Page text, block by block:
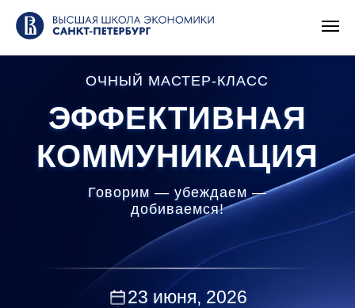
23 июня, 2026
ОЧНЫЙ МАСТЕР-КЛАСС
ЭФФЕКТИВНАЯ
КОММУНИКАЦИЯ
Говорим — убеждаем —
добиваемся!